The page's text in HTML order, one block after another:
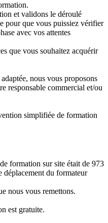
et validons le déroulé
pour que vous puissiez vérifier
avec vos attentes
que vous souhaitez acquérir
nous vous proposons
responsable commercial et/ou
simplifiée de formation
formation sur site était de 973
du formateur
nous vous remettons.
est gratuite.